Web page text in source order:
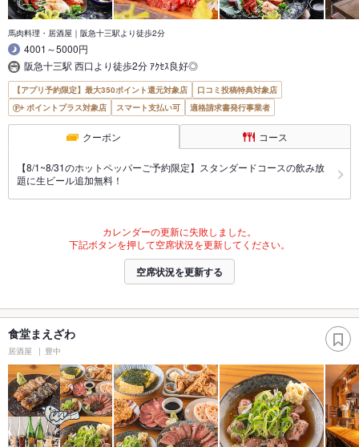
馬肉料理・居酒屋｜阪急十三駅より徒歩2分
4001～5000円
阪急十三駅 西口より徒歩2分 ｱｸｾｽ良好◎
【アプリ予約限定】最大350ポイント還元対象店
口コミ投稿特典対象店
ポイントプラス対象店
スマート支払い可 適格請求書発行事業者
クーポン コース
【8/1~8/31のホットペッパーご予約限定】スタンダードコースの飲み放
題に生ビール追加無料！
カレンダーの更新に失敗しました。
下記ボタンを押して空席状況を更新してください。
空席状況を更新する
食堂まえざわ
居酒屋 豊中